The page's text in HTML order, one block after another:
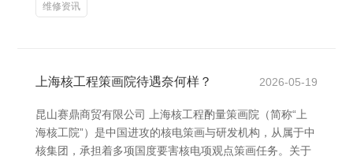
维修资讯
上海核工程策画院待遇奈何样？ 2026-05-19
昆山赛鼎商贸有限公司 上海核工程酌量策画院（简称“上
海核工院”）是中国进攻的核电策画与研发机构，从属于中
核集团，承担着多项国度要害核电项观点策画任务。关于